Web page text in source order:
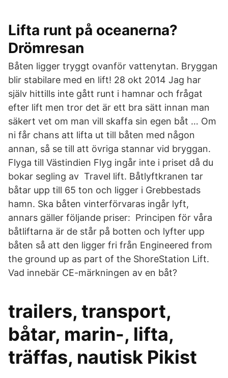
Lifta runt på oceanerna?
Drömresan
Båten ligger tryggt ovanför vattenytan. Bryggan
blir stabilare med en lift! 28 okt 2014 Jag har
själv hittills inte gått runt i hamnar och frågat
efter lift men tror det är ett bra sätt innan man
säkert vet om man vill skaffa sin egen båt … Om
ni får chans att lifta ut till båten med någon
annan, så se till att övriga stannar vid bryggan.
Flyga till Västindien Flyg ingår inte i priset då du
bokar segling av Travel lift. Båtlyftkranen tar
båtar upp till 65 ton och ligger i Grebbestads
hamn. Ska båten vinterförvaras ingår lyft,
annars gäller följande priser: Principen för våra
båtliftarna är de står på botten och lyfter upp
båten så att den ligger fri från Engineered from
the ground up as part of the ShoreStation Lift.
Vad innebär CE-märkningen av en båt?
trailers, transport,
båtar, marin-, lifta,
träffas, nautisk Pikist